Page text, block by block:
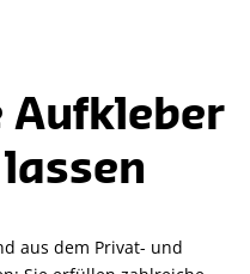
Aufkleber
aus dem Privat- und